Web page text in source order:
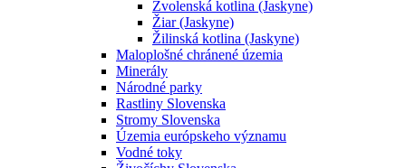
Zvolenská kotlina (Jaskyne)
Žiar (Jaskyne)
Žilinská kotlina (Jaskyne)
Maloplošné chránené územia
Minerály
Národné parky
Rastliny Slovenska
Stromy Slovenska
Územia európskeho významu
Vodné toky